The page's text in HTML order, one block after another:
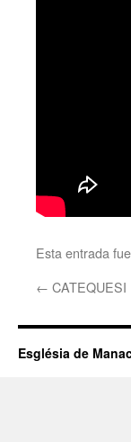
Esta entrada
← CATEQUESI
Església de